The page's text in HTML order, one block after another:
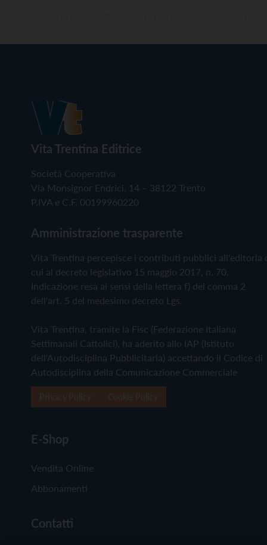
Vita Trentina Editrice
Società Cooperativa
Via Monsignor Endrici, 14 – 38122 Trento
P.IVA e C.F. 00199960220
Amministrazione trasparente
Vita Trentina percepisce i contributi pubblici all'editoria
cui al decreto legislativo 15 maggio 2017, n. 70.
Indicazione resa ai sensi della lettera f) del comma 2
dell'art. 5 del medesimo decreto Lgs.
Vita Trentina, tramite la Fisc (Federazione Italiana
Settimanali Cattolici), ha aderito allo IAP (Istituto
dell'Autodisciplina Pubblicitaria) accettando il Codice di
Autodisciplina della Comunicazione Commerciale
E-Shop
Vendita Online
Abbonamenti
Contatti